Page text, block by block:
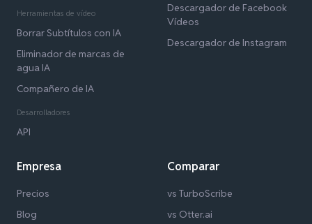
Herramientas de vídeo
Borrar Subtítulos con IA
Eliminador de marcas de
agua IA
Compañero de IA
Desarrolladores
API
Descargador de Facebook
Vídeos
Descargador de Instagram
Empresa
Precios
Blog
Comparar
vs TurboScribe
vs Otter.ai